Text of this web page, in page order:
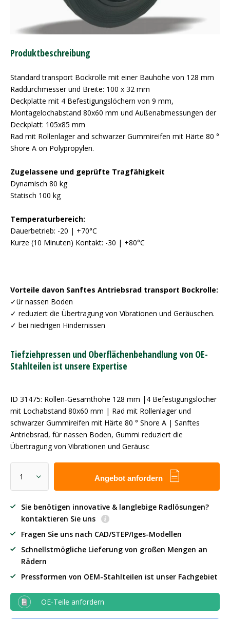
Produktbeschreibung
Standard transport Bockrolle mit einer Bauhöhe von 128 mm
Raddurchmesser und Breite: 100 x 32 mm
Deckplatte mit 4 Befestigungslöchern von 9 mm,
Montagelochabstand 80x60 mm und Außenabmessungen der
Deckplatt: 105x85 mm
Rad mit Rollenlager and schwarzer Gummireifen mit Härte 80 °
Shore A on Polypropylen.
Zugelassene und geprüfte Tragfähigkeit
Dynamisch 80 kg
Statisch 100 kg
Temperaturbereich:
Dauerbetrieb: -20 | +70°C
Kurze (10 Minuten) Kontakt: -30 | +80°C
Vorteile davon Sanftes Antriebsrad transport Bockrolle:
✓ür nassen Boden
✓ reduziert die Übertragung von Vibrationen und Geräuschen.
✓ bei niedrigen Hindernissen
Tiefziehpressen und Oberflächenbehandlung von OE-
Stahlteilen ist unsere Expertise
ID 31475: Rollen-Gesamthöhe 128 mm |4 Befestigungslöcher
mit Lochabstand 80x60 mm | Rad mit Rollenlager und
schwarzer Gummireifen mit Härte 80 ° Shore A | Sanftes
Antriebsrad, für nassen Boden, Gummi reduziert die
Übertragung von Vibrationen und Geräusc
Angebot anfordern
Sie benötigen innovative & langlebige Radlösungen?
kontaktieren Sie uns
Fragen Sie uns nach CAD/STEP/Iges-Modellen
Schnellstmögliche Lieferung von großen Mengen an
Rädern
Pressformen von OEM-Stahlteilen ist unser Fachgebiet
OE-Teile anfordern